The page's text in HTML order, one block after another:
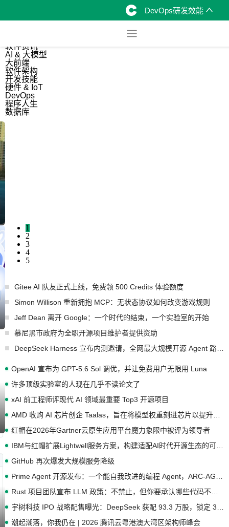
DevOps研发效能
软件资讯
AI & 大模型
大前端
软件架构
开发技能
硬件 & IoT
DevOps
程序人生
数据库
1
2
3
4
5
Gitee AI 队友正式上线，免费领 500 Credits 体验额度
Simon Willison 重新拥抱 MCP：无状态协议如何改变游戏规则
Jeff Dean 离开 Google：一个时代的结束，一个实验室的开始
慕尼黑市政府为全职开源项目维护者提供资助
OpenAI 宣布为 GPT-5.6 Sol 调优，并让免费用户无限用 Luna
许多顶级实验室的人现在几乎不读论文了
xAI 前工程师评现代 AI 领域最重要 Top3 开源项目
红帽在2026年Gartner云原生应用平台魔力象限中被评为领导者
GitHub 再次爆发大规模服务降级
潮起潮落，你我仍在 | 2026 腾讯云粤港澳大湾区架构师峰会